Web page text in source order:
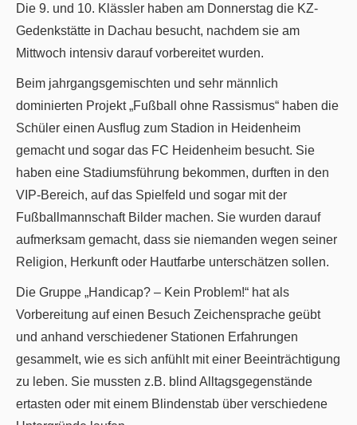
Die 9. und 10. Klässler haben am Donnerstag die KZ-
Gedenkstätte in Dachau besucht, nachdem sie am
Mittwoch intensiv darauf vorbereitet wurden.
Beim jahrgangsgemischten und sehr männlich
dominierten Projekt „Fußball ohne Rassismus“ haben die
Schüler einen Ausflug zum Stadion in Heidenheim
gemacht und sogar das FC Heidenheim besucht. Sie
haben eine Stadiumsführung bekommen, durften in den
VIP-Bereich, auf das Spielfeld und sogar mit der
Fußballmannschaft Bilder machen. Sie wurden darauf
aufmerksam gemacht, dass sie niemanden wegen seiner
Religion, Herkunft oder Hautfarbe unterschätzen sollen.
Die Gruppe „Handicap? – Kein Problem!“ hat als
Vorbereitung auf einen Besuch Zeichensprache geübt
und anhand verschiedener Stationen Erfahrungen
gesammelt, wie es sich anfühlt mit einer Beeinträchtigung
zu leben. Sie mussten z.B. blind Alltagsgegenstände
ertasten oder mit einem Blindenstab über verschiedene